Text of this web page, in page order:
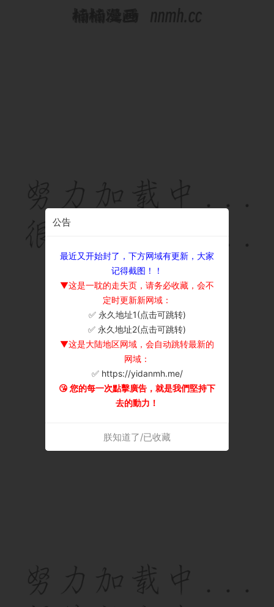
公告
最近又开始封了，下方网域有更新，大家
记得截图！！
▼这是一耽的走失页，请务必收藏，会不
定时更新新网域：
✅ 永久地址1(点击可跳转)
✅ 永久地址2(点击可跳转)
▼这是大陆地区网域，会自动跳转最新的
网域：
✅ https://yidanmh.me/
😘 您的每一次點擊廣告，就是我們堅持下
去的動力！
朕知道了/已收藏